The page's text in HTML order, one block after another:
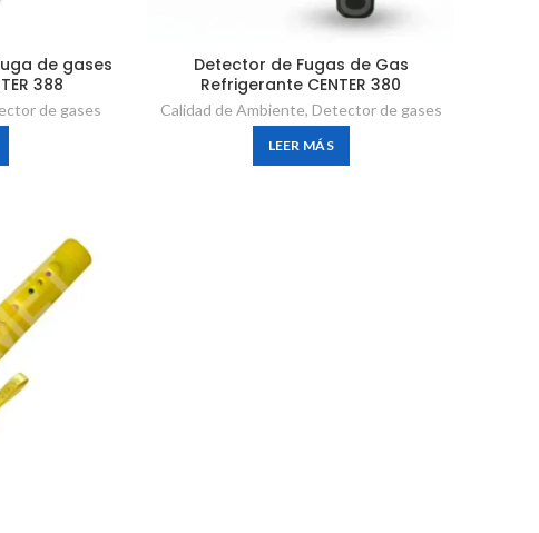
de gases
388
de gases
Detector de Fugas de Gas
Refrigerante CENTER 380
Calidad de Ambiente, Detector de gases
LEER MÁS